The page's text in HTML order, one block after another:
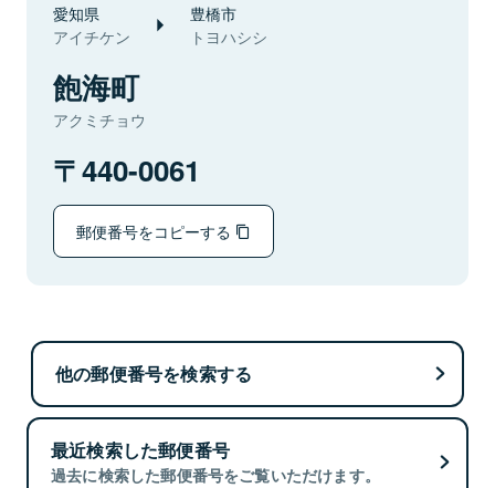
愛知県
アイチケン
豊橋市
トヨハシシ
飽海町
アクミチョウ
440-0061
郵便番号をコピーする
他の郵便番号を検索する
最近検索した郵便番号
過去に検索した郵便番号をご覧いただけます。